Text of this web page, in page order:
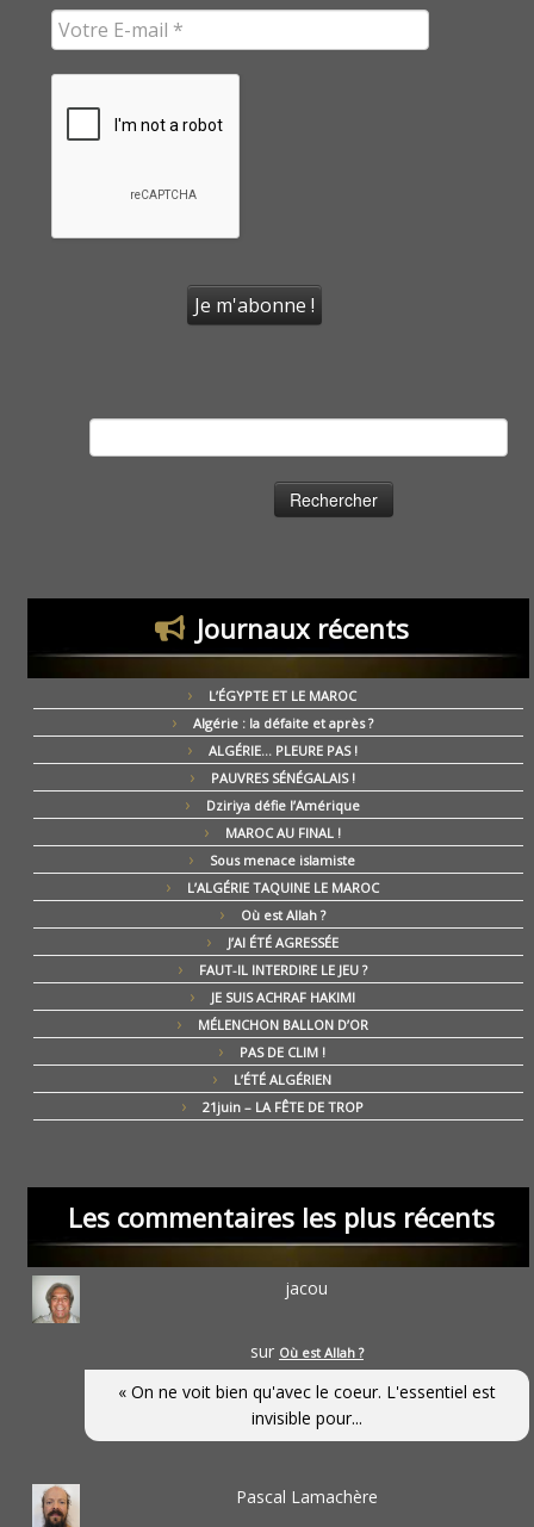
Journaux récents
L’ÉGYPTE ET LE MAROC
Algérie : la défaite et après ?
ALGÉRIE… PLEURE PAS !
PAUVRES SÉNÉGALAIS !
Dziriya défie l’Amérique
MAROC AU FINAL !
Sous menace islamiste
L’ALGÉRIE TAQUINE LE MAROC
Où est Allah ?
J’AI ÉTÉ AGRESSÉE
FAUT-IL INTERDIRE LE JEU ?
JE SUIS ACHRAF HAKIMI
MÉLENCHON BALLON D’OR
PAS DE CLIM !
L’ÉTÉ ALGÉRIEN
21juin – LA FÊTE DE TROP
Les commentaires les plus récents
jacou
sur Où est Allah ?
« On ne voit bien qu'avec le coeur. L'essentiel est
invisible pour...
Pascal Lamachère